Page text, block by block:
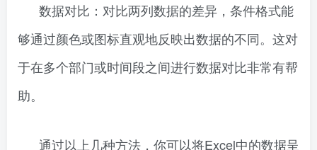
数据对比：对比两列数据的差异，条件格式能
够通过颜色或图标直观地反映出数据的不同。这对
于在多个部门或时间段之间进行数据对比非常有帮
助。
通过以上几种方法，你可以将Excel中的数据呈